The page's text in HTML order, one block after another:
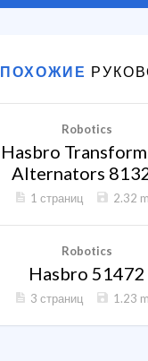
ПОХОЖИЕ
Robotics
Hasbro
Alternators
1 страниц 2.32
Robotics
Hasbro 51472
3 страниц 1.23